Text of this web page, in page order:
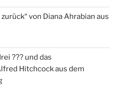
von Diana Ahrabian aus
??? und das
Hitchcock aus dem